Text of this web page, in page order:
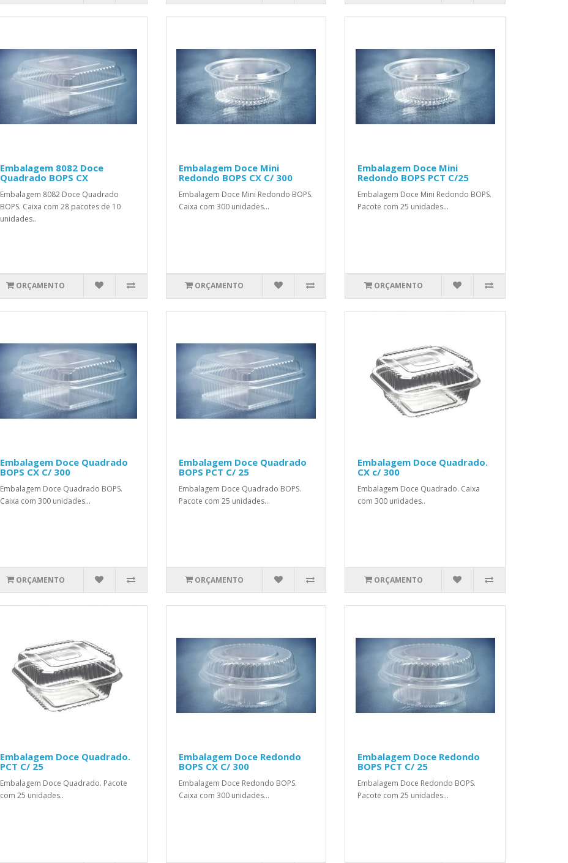
Embalagem 8082 Doce
Quadrado BOPS CX
Embalagem 8082 Doce Quadrado
BOPS. Caixa com 28 pacotes de 10
unidades..
ORÇAMENTO
Embalagem Doce Mini
Redondo BOPS CX C/ 300
Embalagem Doce Mini Redondo BOPS.
Caixa com 300 unidades...
ORÇAMENTO
Embalagem Doce Mini
Redondo BOPS PCT C/25
Embalagem Doce Mini Redondo BOPS.
Pacote com 25 unidades...
ORÇAMENTO
Embalagem Doce Quadrado
BOPS CX C/ 300
Embalagem Doce Quadrado BOPS.
Caixa com 300 unidades...
ORÇAMENTO
Embalagem Doce Quadrado
BOPS PCT C/ 25
Embalagem Doce Quadrado BOPS.
Pacote com 25 unidades...
ORÇAMENTO
Embalagem Doce Quadrado.
CX c/ 300
Embalagem Doce Quadrado. Caixa
com 300 unidades..
ORÇAMENTO
Embalagem Doce Quadrado.
PCT C/ 25
Embalagem Doce Quadrado. Pacote
com 25 unidades..
Embalagem Doce Redondo
BOPS CX C/ 300
Embalagem Doce Redondo BOPS.
Caixa com 300 unidades...
Embalagem Doce Redondo
BOPS PCT C/ 25
Embalagem Doce Redondo BOPS.
Pacote com 25 unidades...